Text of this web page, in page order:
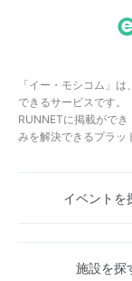
「イー・モシコム」
できるサービスです。
RUNNETに掲載がで
みを解決できるプラッ
イベントを
施設を探